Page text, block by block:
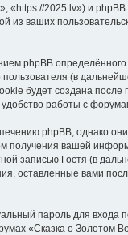
«https://2025.lv») и
из ваших
phpBB определённого
(в
будет создана после
работы с
phpBB, однако они
получения вашей
записью Гостя (в
оставленные вами
пароль для входа
«Сказка о Золотом